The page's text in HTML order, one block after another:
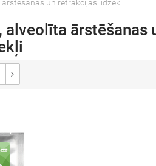
un retrakcijas līdzekļi
alveolīta ārstēšanas